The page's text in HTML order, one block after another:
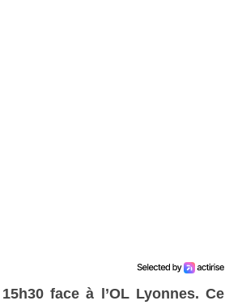
15h30 face à l’OL Lyonnes. Ce